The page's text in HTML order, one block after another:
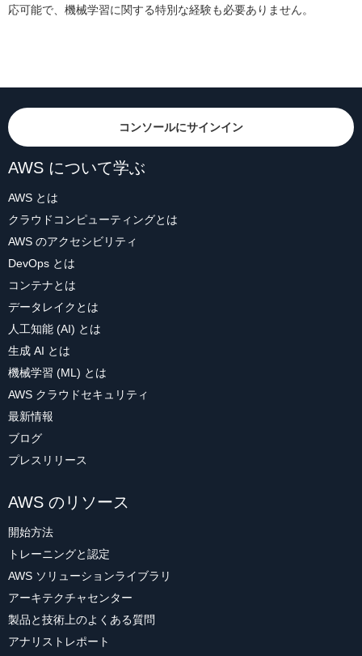
応可能で、機械学習に関する特別な経験も必要ありません。
コンソールにサインイン
AWS について学ぶ
AWS とは
クラウドコンピューティングとは
AWS のアクセシビリティ
DevOps とは
コンテナとは
データレイクとは
人工知能 (AI) とは
生成 AI とは
機械学習 (ML) とは
AWS クラウドセキュリティ
最新情報
ブログ
プレスリリース
AWS のリソース
開始方法
トレーニングと認定
AWS ソリューションライブラリ
アーキテクチャセンター
製品と技術上のよくある質問
アナリストレポート